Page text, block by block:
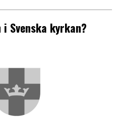
Svenska kyrkan?